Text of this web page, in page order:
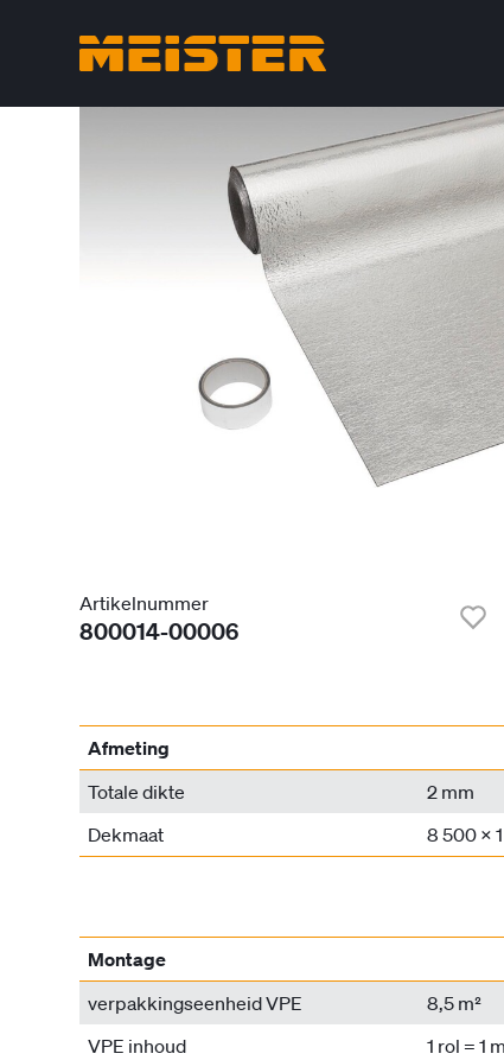
Artikelnummer
800014-00006
Afmeting
Totale dikte
2 mm
Dekmaat
8 500 x
Montage
verpakkingseenheid VPE
8,5 m²
VPE inhoud
1 rol = 1